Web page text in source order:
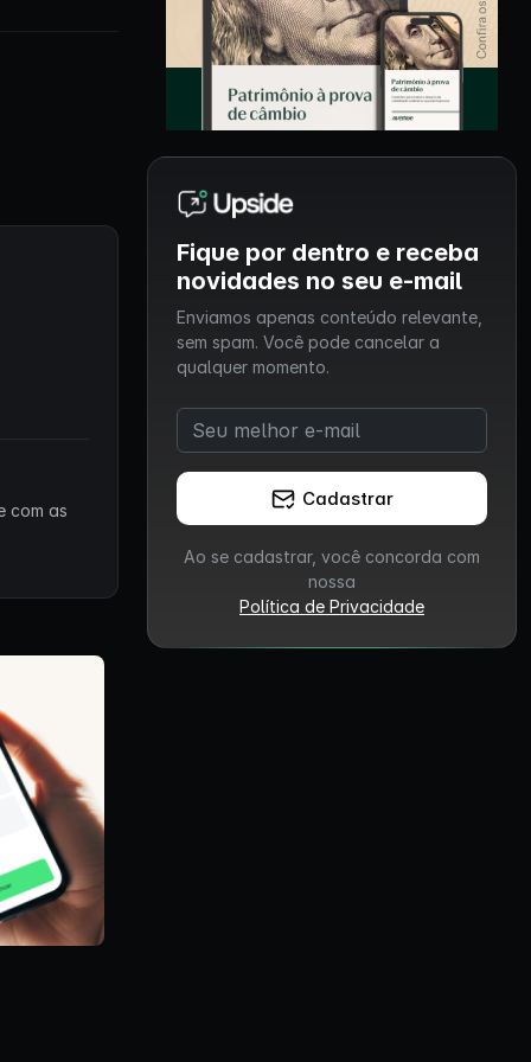
com as
Fique por dentro e receba
novidades no seu e-mail
Enviamos apenas conteúdo relevante,
sem spam. Você pode cancelar a
qualquer momento.
Cadastrar
Ao se cadastrar, você concorda com
nossa
Política de Privacidade